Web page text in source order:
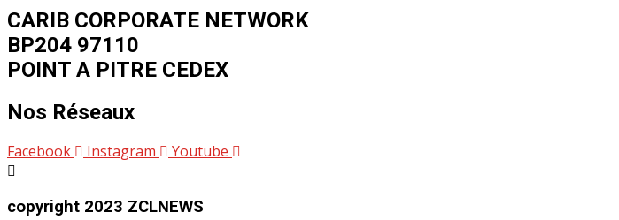
CARIB CORPORATE NETWORK
BP204 97110
POINT A PITRE CEDEX
Nos Réseaux
Facebook Instagram Youtube
copyright 2023 ZCLNEWS